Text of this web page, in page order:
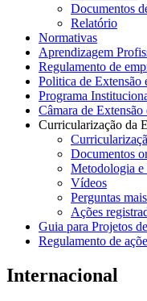
Documentos
Relatório
Normativas
Aprendizagem
Regulamento de
Politica de Extensão
Programa
Câmara de
Curricularização da
Documentos
Metodologia e
Vídeos
Perguntas
Ações
Guia para Projetos
Regulamento de
Internacional